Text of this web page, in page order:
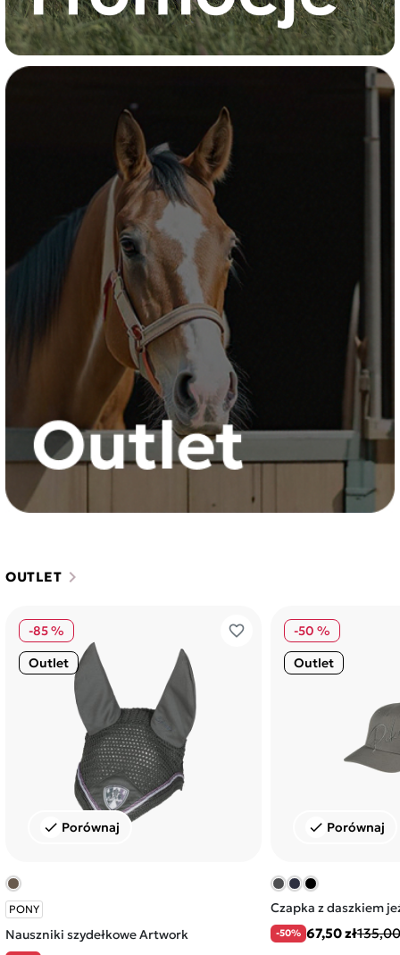
OUTLET chevron_right
favorite_border
check Porównaj
-85 %
Outlet
PONY
Nauszniki szydełkowe Artwork
check Porównaj
-50 %
Outlet
Czapka z daszkiem
-50% 67,50 zł